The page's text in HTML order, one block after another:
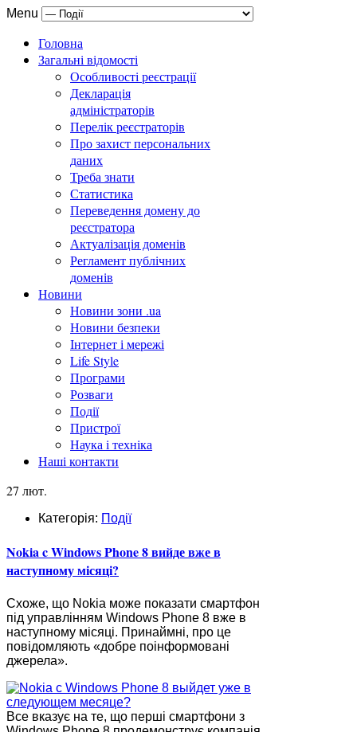
Menu
Головна
Загальні відомості
Особливості реєстрації
Декларація
адміністраторів
Перелік реєстраторів
Про захист персональних
даних
Треба знати
Статистика
Переведення домену до
реєстратора
Актуалізація доменів
Регламент публічних
доменів
Новини
Новини зони .ua
Новини безпеки
Інтернет і мережі
Life Style
Програми
Розваги
Події
Пристрої
Наука і техніка
Наші контакти
27 лют.
Категорія: Події
Nokia c Windows Phone 8 вийде вже в
наступному місяці?
Схоже, що Nokia може показати смартфон
під управлінням Windows Phone 8 вже в
наступному місяці. Принаймні, про це
повідомляють «добре поінформовані
джерела».
Все вказує на те, що перші смартфони з